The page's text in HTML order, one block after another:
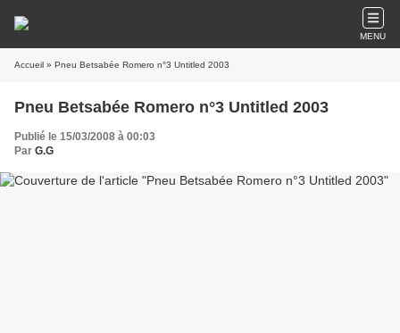
MENU
Accueil » Pneu Betsabée Romero n°3 Untitled 2003
Pneu Betsabée Romero n°3 Untitled 2003
Publié le 15/03/2008 à 00:03
Par G.G